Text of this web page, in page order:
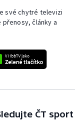
své chytré televizi
články a
ČT sport